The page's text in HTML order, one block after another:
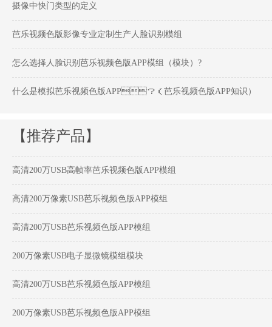
摄像中快门类型的定义
芭乐视频色版影像专业定制生产人脸识别模组
怎么选择人脸识别芭乐视频色版APP模组（模块）?
什么是模拟芭乐视频色版APP？（芭乐视频色版APP知识）
【推荐产品】
高清200万USB高帧率芭乐视频色版APP模组
高清200万像素USB芭乐视频色版APP模组
高清200万USB芭乐视频色版APP模组
200万像素USB电子显微镜模组模块
高清200万USB芭乐视频色版APP模组
200万像素USB芭乐视频色版APP模组